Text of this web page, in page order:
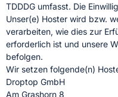
TDDDG umfasst. Die
Unser(e) Hoster wird bzw.
verarbeiten, wie dies zur
erforderlich ist und unsere
befolgen.
Wir setzen folgende(n)
Droptop GmbH
Am Grashorn 8